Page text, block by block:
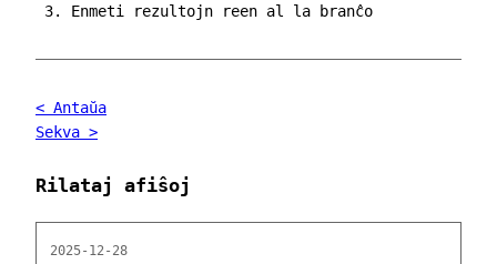
Enmeti rezultojn reen al la branĉo
< Antaŭa
Sekva >
Rilataj afiŝoj
2025-12-28